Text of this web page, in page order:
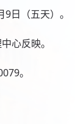
日（五天）。
心反映。
。